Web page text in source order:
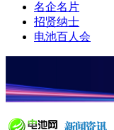
名企名片
招贤纳士
电池百人会